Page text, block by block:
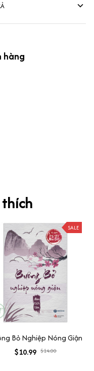
hàng
SALE
Bỏ Nghiệp Nóng Giận
$10.99 $14.00